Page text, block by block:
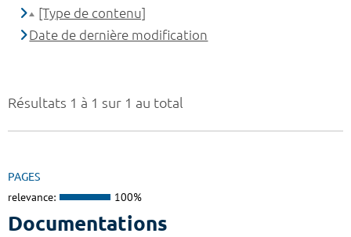
Résultats 1 à 1 sur 1 au total
PAGES
relevance: 100%
Documentations
[Type de contenu]
Date de dernière modification